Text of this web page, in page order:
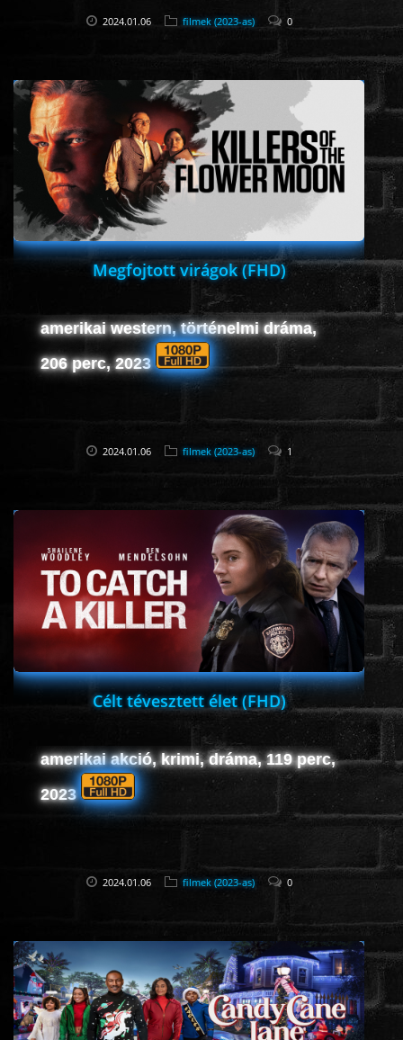
2024.01.06 filmek (2023-as) 0
Megfojtott virágok (FHD)
amerikai western, történelmi dráma,
206 perc, 2023
2024.01.06 filmek (2023-as) 1
Célt tévesztett élet (FHD)
amerikai akció, krimi, dráma, 119 perc,
2023
2024.01.06 filmek (2023-as) 0